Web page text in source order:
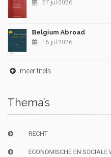
27-jul-2026
Belgium Abroad
15-jul-2026
meer titels
Thema’s
RECHT
ECONOMISCHE EN SOCIALE